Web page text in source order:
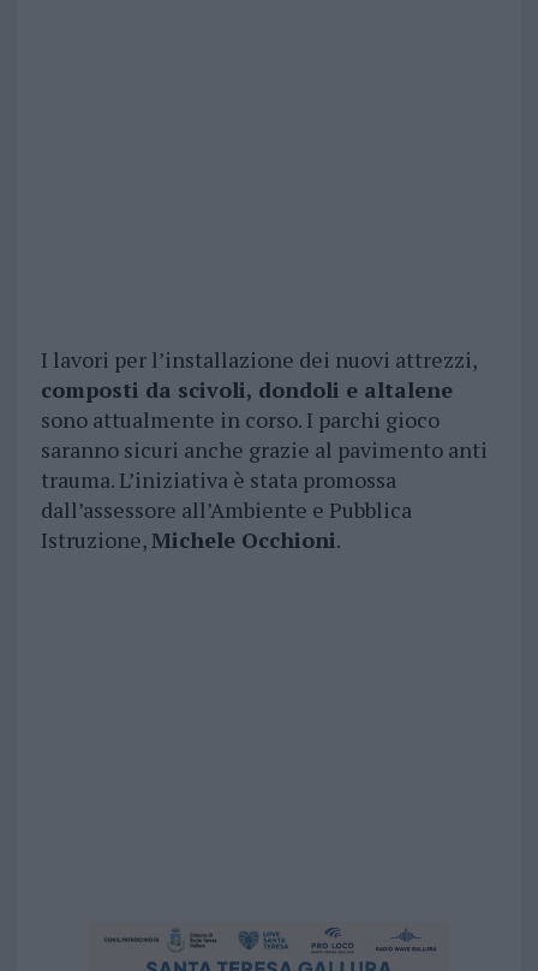
I lavori per l’installazione dei nuovi attrezzi,
composti da scivoli, dondoli e altalene
sono attualmente in corso. I parchi gioco
saranno sicuri anche grazie al pavimento anti
trauma. L’iniziativa è stata promossa
dall’assessore all’Ambiente e Pubblica
Istruzione,Michele Occhioni.